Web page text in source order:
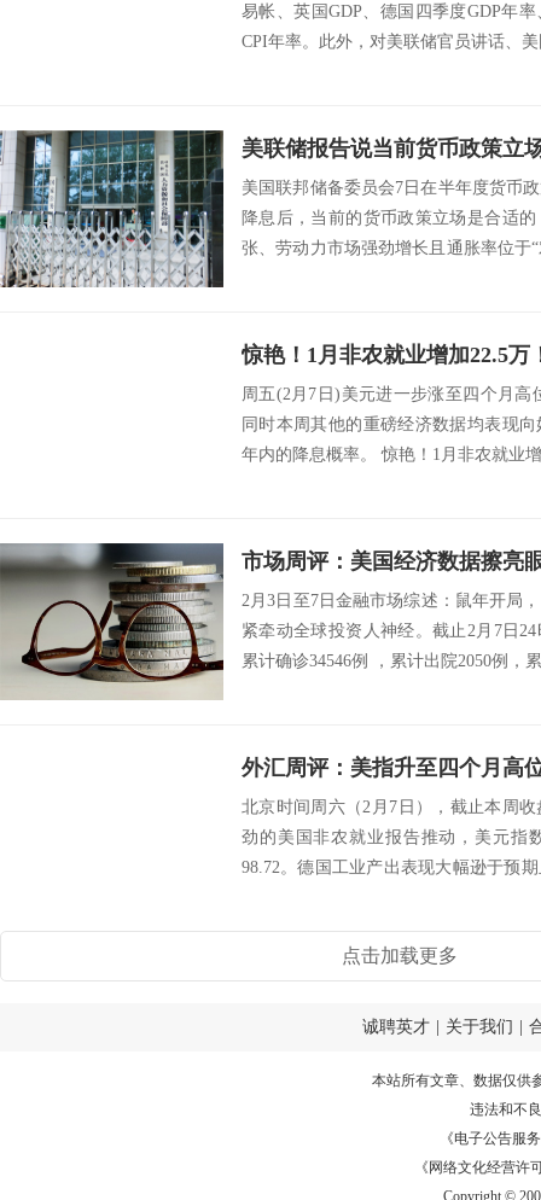
易帐、英国GDP、德国四季度GDP年
CPI年率。此外，对美联储官员讲话、
美联储报告说当前货币政策立
美国联邦储备委员会7日在半年度货币
降息后，当前的货币政策立场是合适
张、劳动力市场强劲增长且通胀率位于
周五(2月7日)美元进一步涨至四个月高
同时本周其他的重磅经济数据均表现
年内的降息概率。 惊艳！1月非农就业
2月3日至7日金融市场综述：鼠年开局
紧牵动全球投资人神经。截止2月7日
累计确诊34546例 ，累计出院2050例，
北京时间周六（2月7日），截止本周
劲的美国非农就业报告推动，美元指
98.72。德国工业产出表现大幅逊于预
点击加载更多
诚聘英才 关于我们
本站所有文章、数据仅供
违法和不
《电子公告服务
《网络文化经营许